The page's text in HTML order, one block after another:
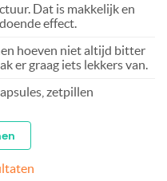
Dat is makkelijk en
effect.
hoeven niet altijd bitter
er graag iets lekkers van.
zetpillen